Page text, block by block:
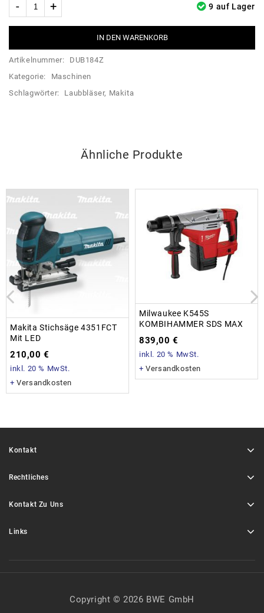
9 auf Lager
IN DEN WARENKORB
Artikelnummer:
DUB184Z
Kategorie:
Maschinen
Schlagwörter:
Laubbläser, Makita
Ähnliche Produkte
Makita Stichsäge 4351FCT
Mit LED
210,00€
inkl. 20 % MwSt.
+Versandkosten
Milwaukee K545S
KOMBIHAMMER SDS MAX
839,00€
inkl. 20 % MwSt.
+Versandkosten
Kontakt
Rechtliches
Kontakt Zu Uns
Links
Copyright © 2026 BWE GmbH